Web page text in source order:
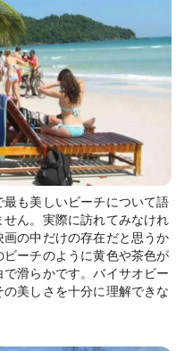
も美しいビーチについて語
ん。実際に訪れてみなけれ
の中だけの存在だと思うか
ーチのように黄色や茶色が
滑らかです。バイサオビー
美しさを十分に理解できな